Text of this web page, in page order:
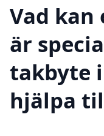
Vad kan
är
takbyte
hjälpa